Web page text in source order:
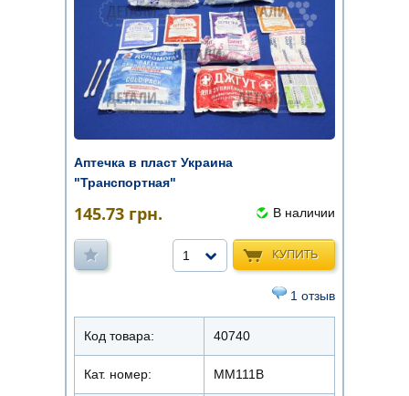
Аптечка в пласт Украина
"Транспортная"
145.73 грн. В наличии
КУПИТЬ
1
1 отзыв
Код товара: 40740
Кат. номер: ММ111В